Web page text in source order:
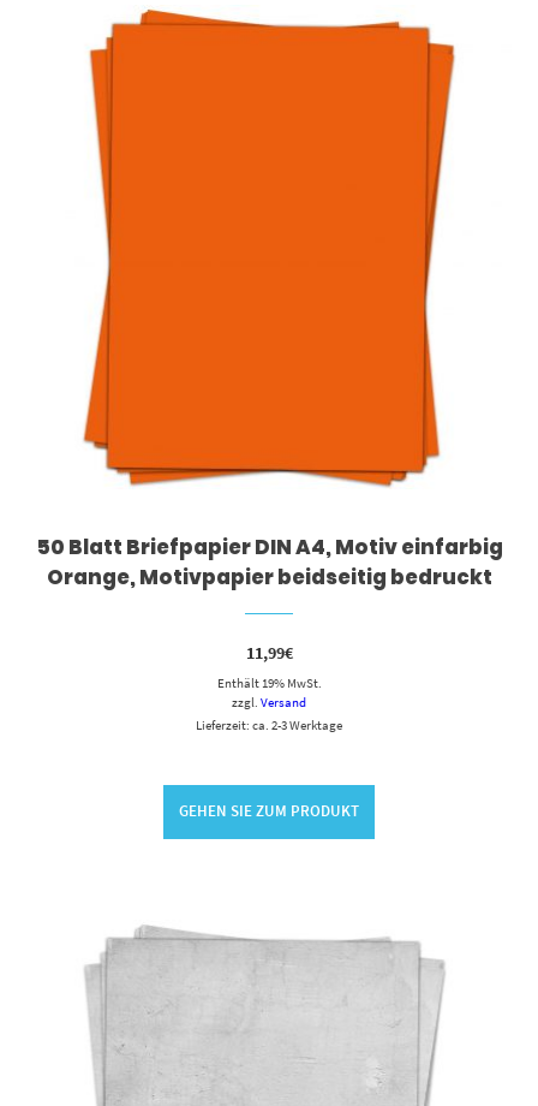
50 Blatt Briefpapier DIN A4, Motiv einfarbig
Orange, Motivpapier beidseitig bedruckt
11,99€
Enthält 19% MwSt.
zzgl. Versand
Lieferzeit: ca. 2-3 Werktage
GEHEN SIE ZUM PRODUKT